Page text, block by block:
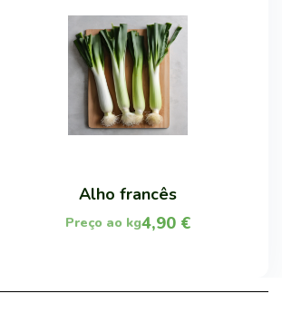
Alho francês
4,90 €
Preço ao kg